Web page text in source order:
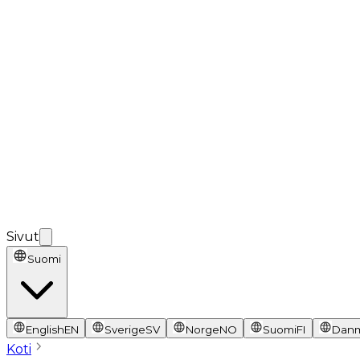
Sivut
Suomi
EnglishEN SverigeSV NorgeNO SuomiFI
Koti